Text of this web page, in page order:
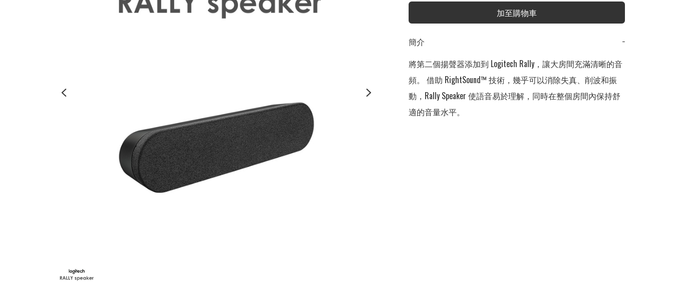
加至購物車
簡介
−
將第二個揚聲器添加到 Logitech Rally，讓大房間充滿清晰的音
頻。 借助 RightSound™ 技術，幾乎可以消除失真、削波和振
動，Rally Speaker 使語音易於理解，同時在整個房間內保持舒
適的音量水平。